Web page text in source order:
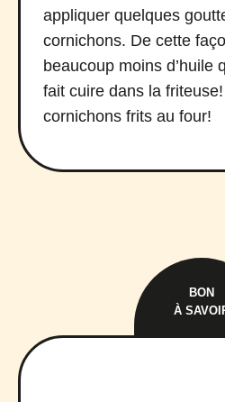
appliquer quelques
cornichons. De cette
beaucoup moins d’huile
fait cuire dans la
cornichons frits au four!
BON
À